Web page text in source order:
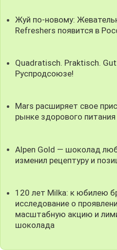
Жуй по-новому:
Refreshers появится в
Quadratisch. Praktisch.
Руспродсоюзе!
Mars расширяет свое
рынке здорового питания
Alpen Gold — шоколад
изменил рецептуру и
120 лет Milka: к юбилею
исследование о
масштабную акцию и
шоколада